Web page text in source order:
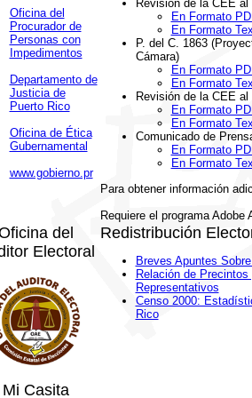
Revisión de la CEE al
En Formato
En Formato
P. del C. 1863
Cámara)
En Formato
En Formato
Revisión de la CEE al
En Formato
En Formato
Comunicado de
En Formato
En Formato
Para obtener información
Requiere el programa Adobe
Oficina del
Procurador de
Personas con
Impedimentos
Departamento de
Justicia de
Puerto Rico
Oficina de Ética
Gubernamental
www.gobierno.pr
del
Electoral
Redistribución
Breves Apuntes
Relación de
Representativos
Censo 2000:
Rico
Mi Casita